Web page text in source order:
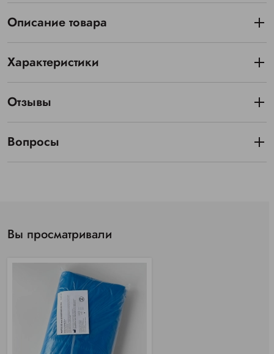
Описание товара
Характеристики
Отзывы
Вопросы
Вы просматривали